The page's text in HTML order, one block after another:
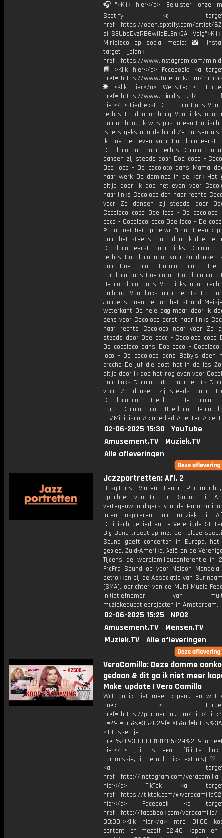
🎧">Klik hier</a> Beluister onze
Spotify: <a
href="https://open.spotify.com/artist/
si=SEUbsDvzRB6wi1qBLEnk5A
Minidisco op social media: 📸
target="_blank"
href="https://www.instagram.com/
📘">Klik hier</a> Facebook: <a
href="https://www.facebook.com/
🌐">Klik hier</a> Website: <a
href="https://www.minidisco.nl/ ---
hier</a> Liedtekst Coco Loco Dans Van
rechts En dan omhoog Van links naar
dan omhoog Ik was pas in een tropisch
is iets geks aan de hand Ze dansen
Ik doe het even voor Cocoloco eerst
Cocoloco dan naar rechts Cocoloco
dansen zij steeds door Doe coco -
Doe loco - De cocoloco dans Mama
haar werk De dominee in de kerk Het
altijd door Ik doe het even voor
naar links Cocoloco dan naar rechts
voor Zo dansen zij steeds door
Cocoloco coco Doe loco - De cocoloco
coco - Cocoloco coco Doe loco - De
Papa doet het op de wc Oma bij een
gaat het steeds maar door Ik doe het
Cocoloco eerst naar links Cocoloco
rechts Cocoloco naar voor Zo dansen
door Doe coco - Cocoloco coco Doe
cocoloco dans Doe coco - Cocoloco coco
De cocoloco dans Van links naar
omhoog Van links naar rechts En
Jongens doen het op het strand
waterkant De hele dag maar door Ik
eens voor Cocoloco eerst naar links
naar rechts Cocoloco naar voor Zo
steeds door Doe coco - Cocoloco coco
De cocoloco dans Doe coco - Cocoloco
loco - De cocoloco dans Baby’s doen
creche De juf die doet het in de les
altijd door Ik doe het nog even voor
naar links Cocoloco dan naar rechts
voor Zo dansen zij steeds door
Cocoloco coco Doe loco - De cocoloco
coco - Cocoloco coco Doe loco - De
-- #Minidisco #kinderlied #peuter
02-06-2025 15:30
YouTube
Amusement.TV
Muziek.TV
Alle afleveringen
Jazzportretten: Afl. 2
Basgitarist Vincent Henar
oprichter van Fra Fra Sound uit
vertegenwoordigers van de
laten inspireren door muziek uit
Caribisch gebied en de Verenigde
Big Band treedt op met een
Sound geeft concerten in Europa, het
gebied, Zuid-Amerika, Azië en de
Tijdens de wereldmilieuconferentie in
FraFra Sound op voor Nelson
betrokken bij de Associatie van
(SMA), oprichter van de Multi Music
initiatiefnemer van
muziekeducatieprojecten in Amsterdam.
02-06-2025 15:25
NPO2
Amusement.TV
Mensen.TV
Muziek.TV
Alle afleveringen
VeraCamilla: Deze domme
gedaan & dit ga ik niet meer
Make-update | Vera Camilla
Wat ga ik niet meer kopen... en wat
boek: <a
href="https://partner.bol.com/click/click?
zit-tussen-je-
hier</a> (dit is een affiliate
commissie, jij betaalt niks extra's) ♡
<a
href="http://instagram.com/
hier</a> TikTok <a
href="https://tiktok.com/
hier</a> Facebook <a
href="http://facebook.com/veracamilla/
00:00">Klik hier</a> intro 01:00
content of mezelf 02:40 kopen en